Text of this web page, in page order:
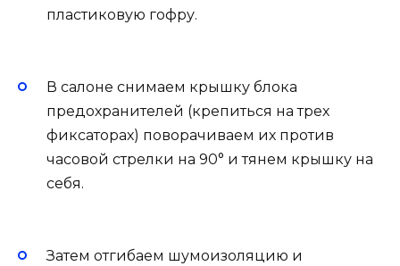
пластиковую гофру.
В салоне снимаем крышку блока
предохранителей (крепиться на трех
фиксаторах) поворачиваем их против
часовой стрелки на 90° и тянем крышку на
себя.
Затем отгибаем шумоизоляцию и